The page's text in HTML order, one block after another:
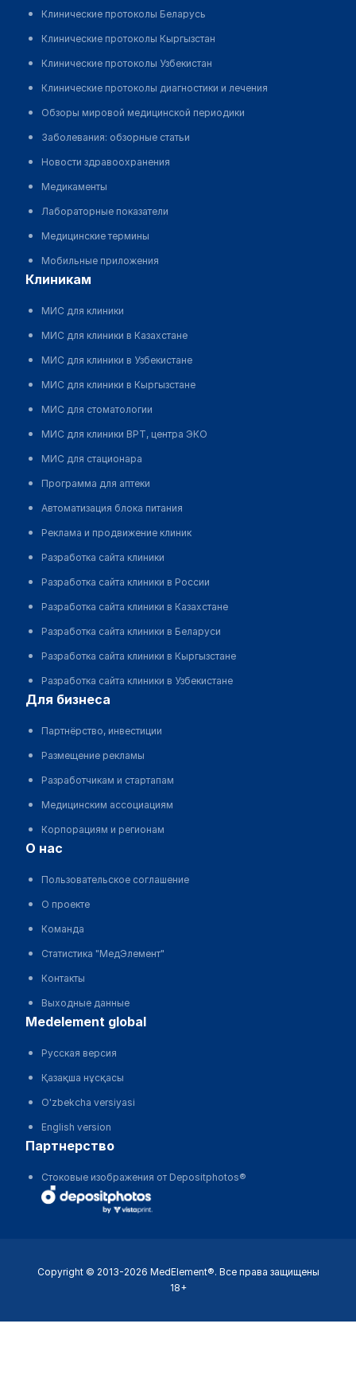
Клинические протоколы Беларусь
Клинические протоколы Кыргызстан
Клинические протоколы Узбекистан
Клинические протоколы диагностики и лечения
Обзоры мировой медицинской периодики
Заболевания: обзорные статьи
Новости здравоохранения
Медикаменты
Лабораторные показатели
Медицинские термины
Мобильные приложения
клиникам
МИС для клиники
МИС для клиники в Казахстане
МИС для клиники в Узбекистане
МИС для клиники в Кыргызстане
МИС для стоматологии
МИС для клиники ВРТ, центра ЭКО
МИС для стационара
Программа для аптеки
Автоматизация блока питания
Реклама и продвижение клиник
Разработка сайта клиники
Разработка сайта клиники в России
Разработка сайта клиники в Казахстане
Разработка сайта клиники в Беларуси
Разработка сайта клиники в Кыргызстане
Разработка сайта клиники в Узбекистане
для бизнеса
Партнёрство, инвестиции
Размещение рекламы
Разработчикам и стартапам
Медицинским ассоциациям
Корпорациям и регионам
о нас
Пользовательское соглашение
О проекте
Команда
Статистика "МедЭлемент"
Контакты
Выходные данные
medelement global
Русская версия
Қазақша нұсқасы
O'zbekcha versiyasi
English version
партнерство
Стоковые изображения от Depositphotos®
Copyright © 2013-2026 MedElement®. Все права защищены
18+